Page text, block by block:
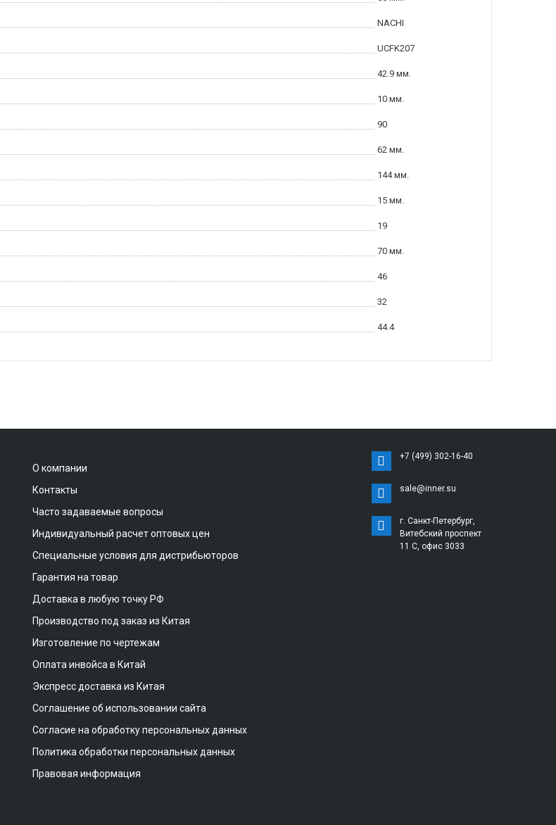
NACHI
UCFK207
42.9 мм.
10 мм.
90
62 мм.
144 мм.
15 мм.
19
70 мм.
46
32
44.4
О компании
Контакты
Часто задаваемые вопросы
Индивидуальный расчет оптовых цен
Специальные условия для дистрибьюторов
Гарантия на товар
Доставка в любую точку РФ
Производство под заказ из Китая
Изготовление по чертежам
Оплата инвойса в Китай
Экспресс доставка из Китая
Соглашение об использовании сайта
Согласие на обработку персональных данных
Политика обработки персональных данных
Правовая информация
+7 (499) 302-16-40
sale@inner.su
г. Санкт-Петербург,
Витебский проспект
11 С, офис 3033